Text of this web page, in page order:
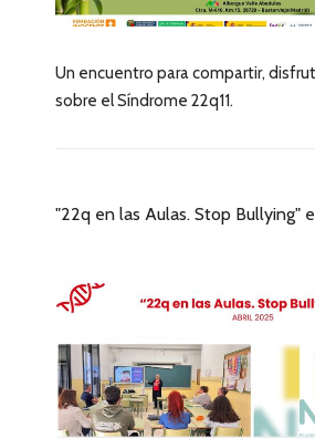
Un encuentro para compartir,
sobre el Síndrome 22q11.
"22q en las Aulas. Stop Bullying"